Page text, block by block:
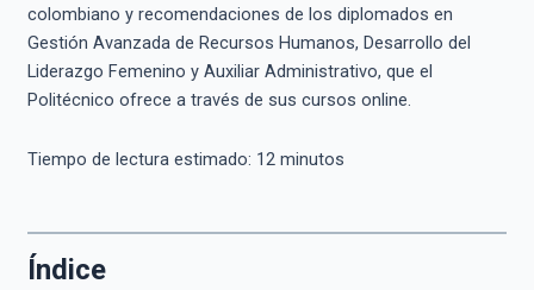
colombiano y recomendaciones de los diplomados en
Gestión Avanzada de Recursos Humanos, Desarrollo del
Liderazgo Femenino y Auxiliar Administrativo, que el
Politécnico ofrece a través de sus cursos online.
Tiempo de lectura estimado: 12minutos
Índice